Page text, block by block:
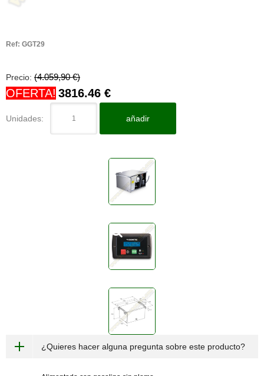
Ref: GGT29
Precio: (4.059,90 €)
OFERTA! 3816.46 €
Unidades: añadir
¿Quieres hacer alguna pregunta sobre este producto?